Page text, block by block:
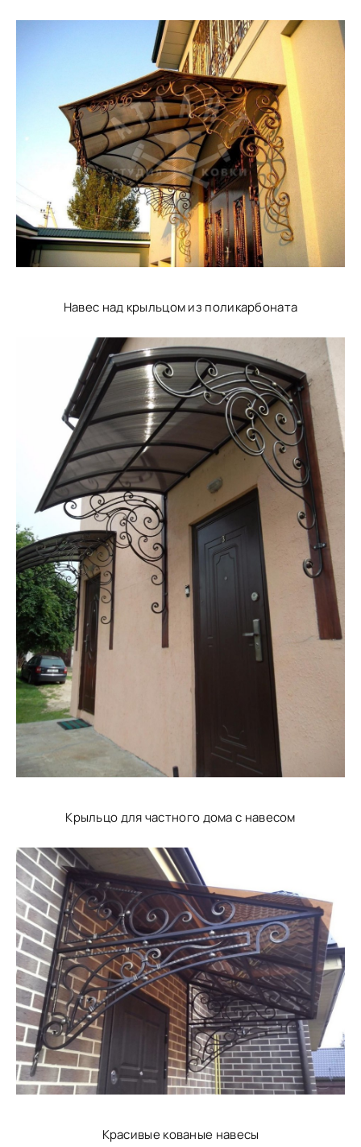
Навес над крыльцом из поликарбоната
Крыльцо для частного дома с навесом
Красивые кованые навесы